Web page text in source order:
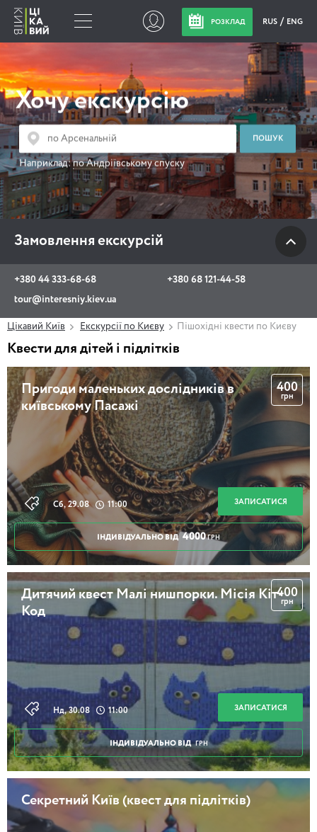
РОЗКЛАД RUS ENG
Хочу екскурсію
Наприклад:по Андріївському спуску
Замовлення екскурсій
+380 44 333-68-68
+380 68 121-44-58
tour@interesniy.kiev.ua
Замовлення
екскурсій
+380 44 333-68-68
+380 68 121-44-58
tour@interesniy.kiev.ua
з 10.00 до 19:30 щоденно
Viber WhatsApp
Цікавий Київ Екскурсії по Києву Пішохідні квести по Києву
Квести для дітей і підлітків
Пригоди маленьких дослідників в
київському Пасажі
Сб, 29.08 11:00
400
грн
ЗАПИСАТИСЯ
ІНДИВІДУАЛЬНО ВІД 4000 ГРН
Дитячий квест Малі нишпорки. Місія Кіт-
Код
Нд, 30.08 11:00
400
грн
ЗАПИСАТИСЯ
ІНДИВІДУАЛЬНО ВІД ГРН
Секретний Київ (квест для підлітків)